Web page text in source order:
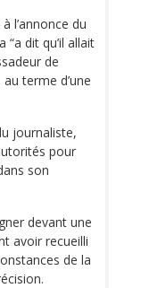
l’annonce du
dit qu’il allait
de
terme d’une
journaliste,
pour
son
devant une
avoir recueilli
de la